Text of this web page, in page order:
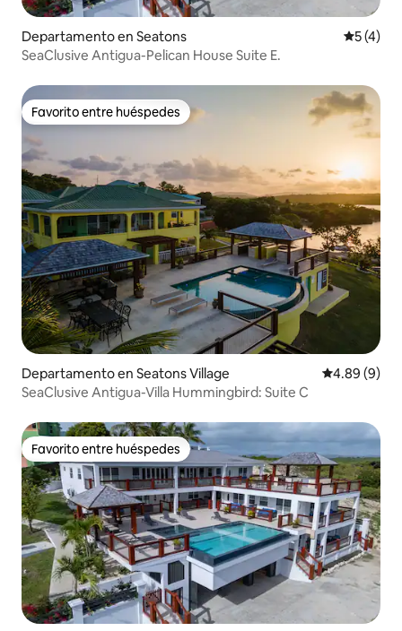
Departamento en Seatons
5 (4)
SeaClusive Antigua-Pelican House Suite E.
Favorito entre huéspedes
Favorito entre huéspedes
Departamento en Seatons Village Calificación
4.89 (9)
SeaClusive Antigua-Villa Hummingbird: Suite C
Favorito entre huéspedes
Favorito entre huéspedes